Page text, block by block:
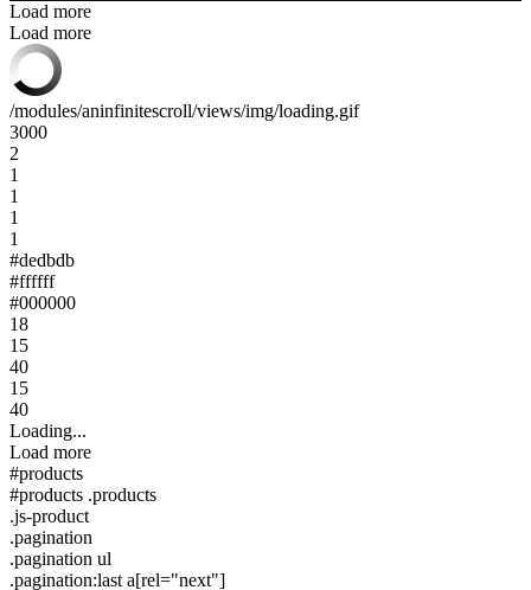
Load more
Load more
/modules/aninfinitescroll/views/img/loading.gif
3000
2
1
1
1
1
#dedbdb
#ffffff
#000000
18
15
40
15
40
Loading...
Load more
#products
#products .products
.js-product
.pagination
.pagination ul
.pagination:last a[rel="next"]